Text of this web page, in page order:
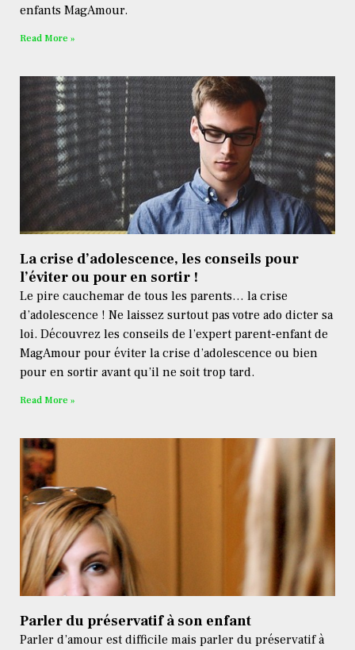
enfants MagAmour.
Read More »
La crise d’adolescence, les conseils pour
l’éviter ou pour en sortir !
Le pire cauchemar de tous les parents… la crise
d’adolescence ! Ne laissez surtout pas votre ado dicter sa
loi. Découvrez les conseils de l’expert parent-enfant de
MagAmour pour éviter la crise d’adolescence ou bien
pour en sortir avant qu’il ne soit trop tard.
Read More »
Parler du préservatif à son enfant
Parler d’amour est difficile mais parler du préservatif à